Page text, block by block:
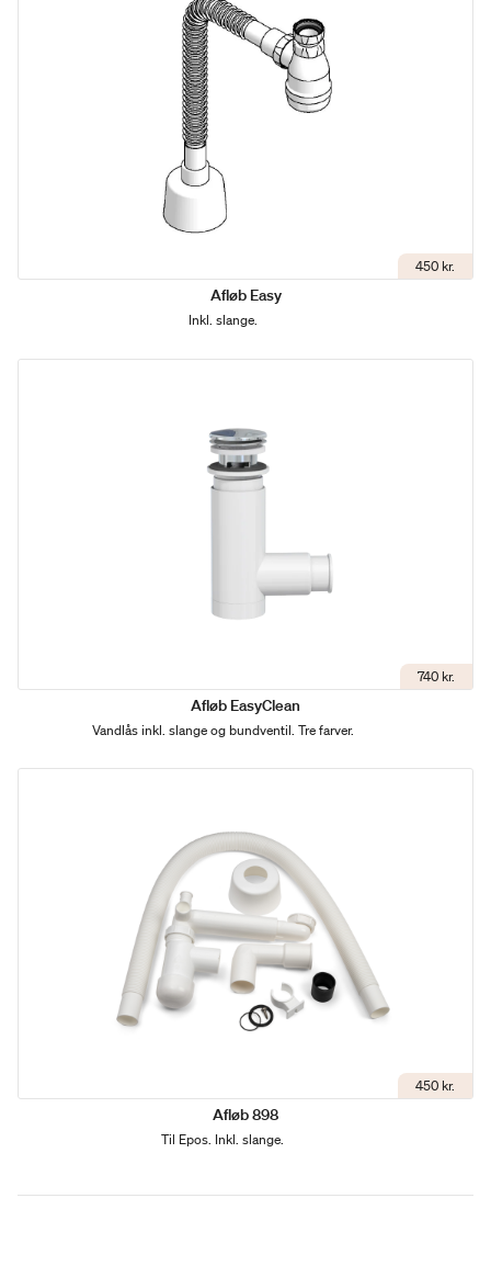
450 kr.
Afløb Easy
Inkl. slange.
740 kr.
Afløb EasyClean
Vandlås inkl. slange og bundventil. Tre farver.
450 kr.
Afløb 898
Til Epos. Inkl. slange.